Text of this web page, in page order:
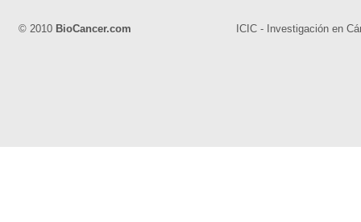
© 2010 BioCancer.com ICIC - Investigación en